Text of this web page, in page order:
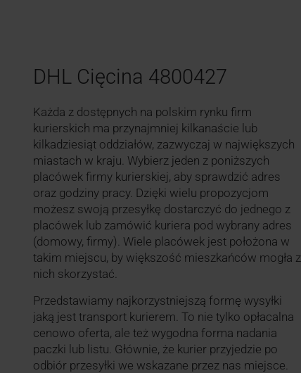
DHL Cięcina 4800427
Każda z dostępnych na polskim rynku firm
kurierskich ma przynajmniej kilkanaście lub
kilkadziesiąt oddziałów, zazwyczaj w największych
miastach w kraju. Wybierz jeden z poniższych
placówek firmy kurierskiej, aby sprawdzić adres
oraz godziny pracy. Dzięki wielu propozycjom
możesz swoją przesyłkę dostarczyć do jednego z
placówek lub zamówić kuriera pod wybrany adres
(domowy, firmy). Wiele placówek jest położona w
takim miejscu, by większość mieszkańców mogła z
nich skorzystać.
Przedstawiamy najkorzystniejszą formę wysyłki
jaką jest transport kurierem. To nie tylko opłacalna
cenowo oferta, ale też wygodna forma nadania
paczki lub listu. Głównie, że kurier przyjedzie po
odbiór przesyłki we wskazane przez nas miejsce.